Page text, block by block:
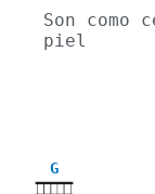
Son como
piel
G